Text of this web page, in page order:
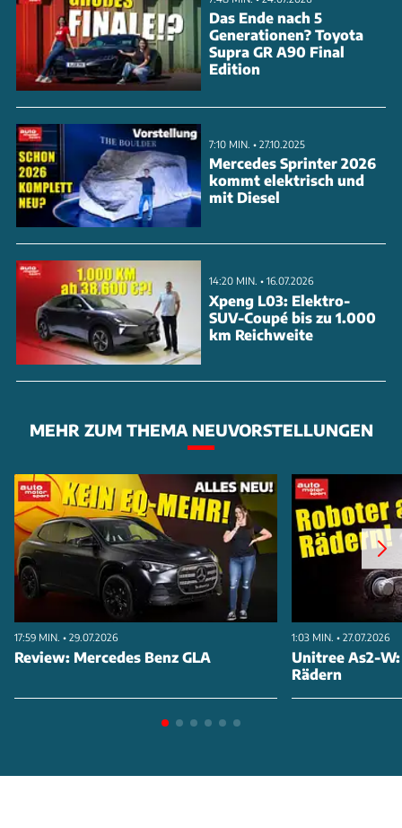
Das Ende nach 5
Generationen? Toyota
Supra GR A90 Final
Edition
7:10 MIN. • 27.10.2025
Mercedes Sprinter 2026
kommt elektrisch und
mit Diesel
14:20 MIN. • 16.07.2026
Xpeng L03: Elektro-
SUV-Coupé bis zu 1.000
km Reichweite
MEHR ZUM THEMA NEUVORSTELLUNGEN
17:59 MIN. • 29.07.2026
Review: Mercedes Benz GLA
1:03 MIN. • 27.07.2026
Unitree As2-
Rädern